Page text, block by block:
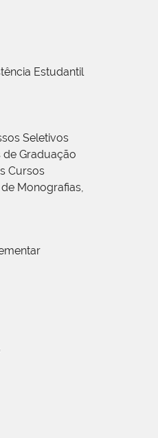
Estudantil
Seletivos
Graduação
Cursos
Monografias,